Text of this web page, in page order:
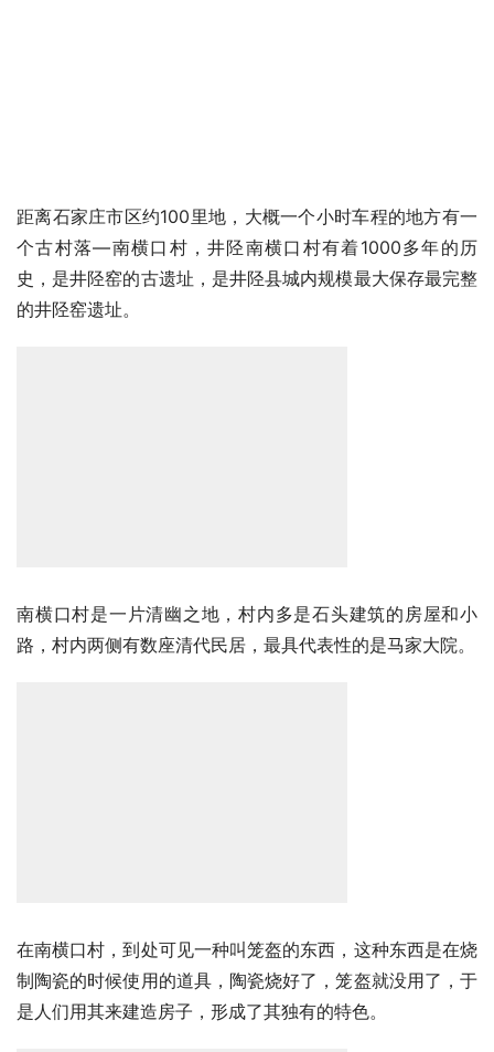
距离石家庄市区约100里地，大概一个小时车程的地方有一
个古村落—南横口村，井陉南横口村有着1000多年的历
史，是井陉窑的古遗址，是井陉县城内规模最大保存最完整
的井陉窑遗址。
南横口村是一片清幽之地，村内多是石头建筑的房屋和小
路，村内两侧有数座清代民居，最具代表性的是马家大院。
在南横口村，到处可见一种叫笼盔的东西，这种东西是在烧
制陶瓷的时候使用的道具，陶瓷烧好了，笼盔就没用了，于
是人们用其来建造房子，形成了其独有的特色。